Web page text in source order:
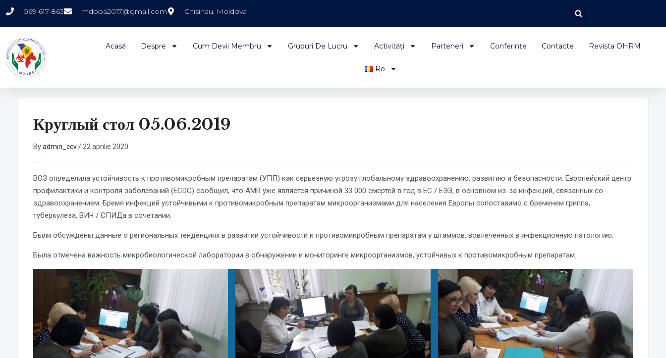
069-617-863 mdbba2017@gmail.com Chisinau, Moldova
Acasă Despre Cum Devii Membru Grupuri De Lucru Activități Parteneri Conferințe Contacte Revista OHRM
Ro
Круглый стол 05.06.2019
Byadmin_ccv/ 22 aprilie 2020
ВОЗ определила устойчивость к противомикробным препаратам (УПП) как серьезную угрозу глобальному здравоохранению, развитию и безопасности. Европейский центр
профилактики и контроля заболеваний (ECDC) сообщил, что AMR уже является причиной 33 000 смертей в год в ЕС / ЕЭЗ, в основном из-за инфекций, связанных со
здравоохранением. Бремя инфекций устойчивыми к противомикробным препаратам микроорганизмами для населения Европы сопоставимо с бременем гриппа,
туберкулеза, ВИЧ / СПИДа в сочетании.
Были обсуждены данные о региональных тенденциях в развитии устойчивости к противомикробным препаратам у штаммов, вовлеченных в инфекционную патологию.
Была отмечена важность микробиологической лаборатории в обнаружении и мониторинге микроорганизмов, устойчивых к противомикробным препаратам.